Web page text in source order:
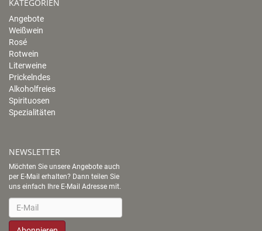
KATEGORIEN
Angebote
Weißwein
Rosé
Rotwein
Literweine
Prickelndes
Alkoholfreies
Spirituosen
Spezialitäten
NEWSLETTER
Möchten Sie unsere Angebote auch
per E-Mail erhalten? Dann teilen Sie
uns einfach Ihre E-Mail Adresse mit.
Newsletter